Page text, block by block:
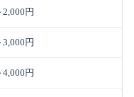
2,000円
円
円